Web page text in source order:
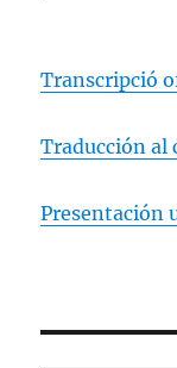
Transcripció
Traducción al
Presentación